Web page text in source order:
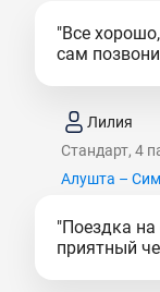
"Все
сам
Лилия
Стандарт, 4
Алушта –
"Поездка на
приятный